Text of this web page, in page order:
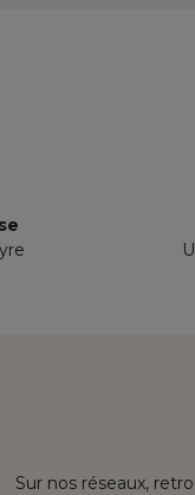
Sur nos réseaux,